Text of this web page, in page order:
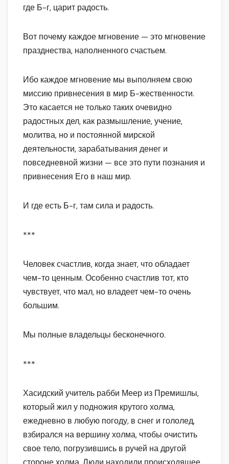
где Б-г, царит радость.
Вот почему каждое мгновение — это мгновение
празднества, наполненного счастьем.
Ибо каждое мгновение мы выполняем свою
миссию привнесения в мир Б-жественности.
Это касается не только таких очевидно
радостных дел, как размышление, учение,
молитва, но и постоянной мирской
деятельности, зарабатывания денег и
повседневной жизни — все это пути познания и
привнесения Его в наш мир.
И где есть Б-г, там сила и радость.
***
Человек счастлив, когда знает, что обладает
чем-то ценным. Особенно счастлив тот, кто
чувствует, что мал, но владеет чем-то очень
большим.
Мы полные владельцы бесконечного.
***
Хасидский учитель рабби Меер из Премишлы,
который жил у подножия крутого холма,
ежедневно в любую погоду, в снег и гололед,
взбирался на вершину холма, чтобы очистить
свое тело, погрузившись в ручей на другой